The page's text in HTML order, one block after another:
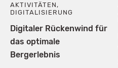
AKTIVITÄTEN ,
DIGITALISIERUNG
Digitaler Rückenwind für
das optimale
Bergerlebnis